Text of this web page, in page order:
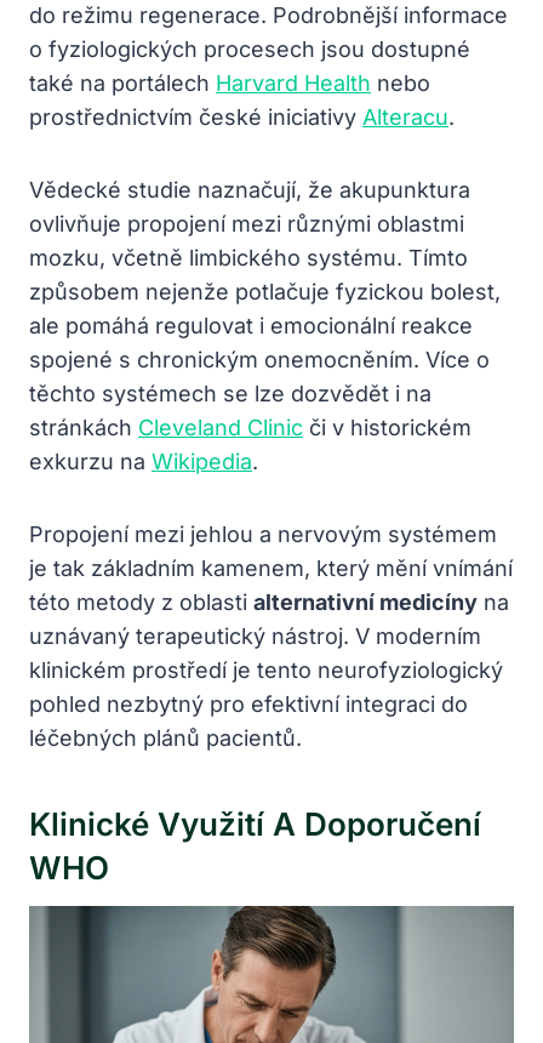
do režimu regenerace. Podrobnější informace
o fyziologických procesech jsou dostupné
také na portálech Harvard Health nebo
prostřednictvím české iniciativy Alteracu.
Vědecké studie naznačují, že akupunktura
ovlivňuje propojení mezi různými oblastmi
mozku, včetně limbického systému. Tímto
způsobem nejenže potlačuje fyzickou bolest,
ale pomáhá regulovat i emocionální reakce
spojené s chronickým onemocněním. Více o
těchto systémech se lze dozvědět i na
stránkách Cleveland Clinic či v historickém
exkurzu na Wikipedia.
Propojení mezi jehlou a nervovým systémem
je tak základním kamenem, který mění vnímání
této metody z oblasti alternativní medicíny na
uznávaný terapeutický nástroj. V moderním
klinickém prostředí je tento neurofyziologický
pohled nezbytný pro efektivní integraci do
léčebných plánů pacientů.
Klinické Využití A Doporučení
WHO